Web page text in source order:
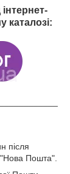
каталозі:
після
Пошта".